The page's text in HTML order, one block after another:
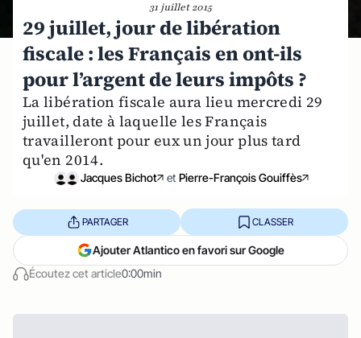
31 juillet 2015
29 juillet, jour de libération
fiscale : les Français en ont-ils
pour l’argent de leurs impôts ?
La libération fiscale aura lieu mercredi 29
juillet, date à laquelle les Français
travailleront pour eux un jour plus tard
qu'en 2014.
Jacques Bichot et Pierre-François Gouiffès
Écoutez cet article0:00min
PARTAGER CLASSER
Ajouter Atlantico en favori sur Google